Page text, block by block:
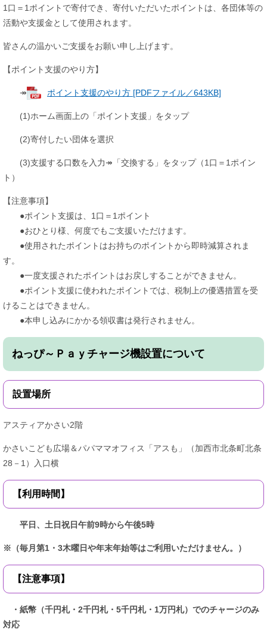
1口＝1ポイントで寄付でき、寄付いただいたポイントは、各団体等の
活動や支援金として使用されます。
皆さんの温かいご支援をお願い申し上げます。
【ポイント支援のやり方】
↠ ポイント支援のやり方 [PDFファイル／643KB]
(1)ホーム画面上の「ポイント支援」をタップ
(2)寄付したい団体を選択
(3)支援する口数を入力↠「交換する」をタップ（1口＝1ポイン
ト）
【注意事項】
●ポイント支援は、1口＝1ポイント
●おひとり様、何度でもご支援いただけます。
●使用されたポイントはお持ちのポイントから即時減算されま
す。
●一度支援されたポイントはお戻しすることができません。
●ポイント支援に使われたポイントでは、税制上の優遇措置を受
けることはできません。
●本申し込みにかかる領収書は発行されません。
ねっぴ～Ｐａｙチャージ機設置について
設置場所
アスティアかさい2階
かさいこども広場＆パパママオフィス「アスも」（加西市北条町北条
28－1）入口横
【利用時間】
平日、土日祝日午前9時から午後5時
※（毎月第1・3木曜日や年末年始等はご利用いただけません。）
【注意事項】
・紙幣（千円札・2千円札・5千円札・1万円札）でのチャージのみ
対応